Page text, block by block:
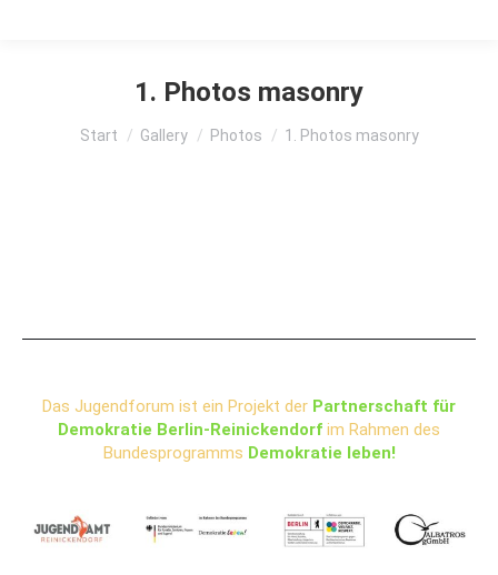
1. Photos masonry
Sie befinden sich hier:
Start Gallery Photos 1. Photos masonry
Das Jugendforum ist ein Projekt der Partnerschaft für
Demokratie Berlin-Reinickendorf im Rahmen des
Bundesprogramms Demokratie leben!